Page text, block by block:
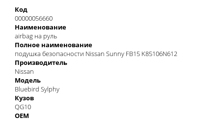
Код
00000056660
Наименование
airbag на руль
Полное наименование
подушка безопасности Nissan Sunny FB15 K85106N612
Производитель
Nissan
Модель
Bluebird Sylphy
Кузов
QG10
OEM